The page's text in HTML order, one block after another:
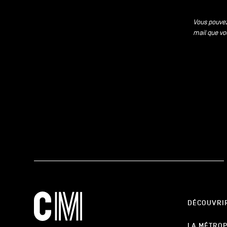
Vous
mail que